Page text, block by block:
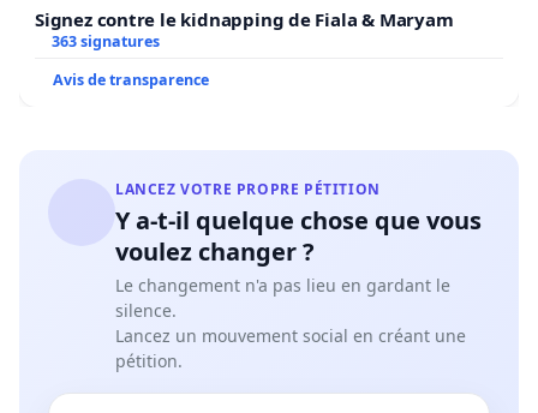
Signez contre le kidnapping de Fiala & Maryam
363 signatures
Avis de transparence
LANCEZ VOTRE PROPRE PÉTITION
Y a-t-il quelque chose que vous
voulez changer ?
Le changement n'a pas lieu en gardant le
silence.
Lancez un mouvement social en créant une
pétition.